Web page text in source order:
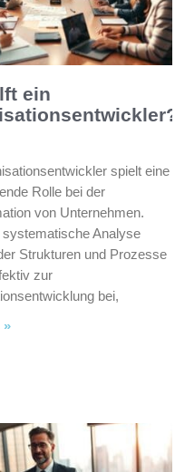
ein
spielt eine
Rolle bei der
von Unternehmen.
systematische Analyse
Strukturen und Prozesse
zur
bei,
»